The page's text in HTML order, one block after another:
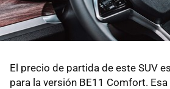
El precio de partida de este SUV
para la versión BE11 Comfort.